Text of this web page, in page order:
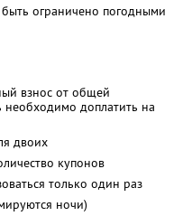
ограничено погодными
взнос от общей
необходимо доплатить на
двоих
купонов
только один раз
ночи)